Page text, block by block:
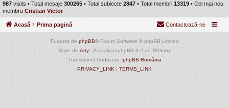
987 visits • Total mesaje 300265 • Total subiecte 2847 • Total membri 13319 • Cel mai nou
membru Cristian Victor
Acasă Prima pagină Contactează-ne
Furnizat de phpBB® Forum Software © phpBB Limited
Style de Arty- Actualizat phpBB 3.2 de MrGaby
Translation/Traducere: phpBB România
PRIVACY_LINK | TERMS_LINK